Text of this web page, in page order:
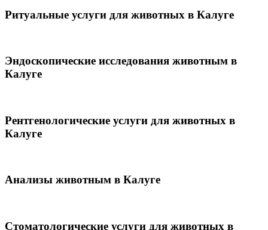
Ритуальные услуги для животных в Калуге
Эндоскопические исследования животным в
Калуге
Рентгенологические услуги для животных в
Калуге
Анализы животным в Калуге
Стоматологические услуги для животных в